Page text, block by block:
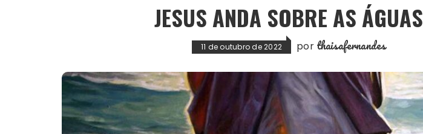
JESUS ANDA SOBRE AS ÁGUAS
11 de outubro de 2022 por thaisafernandes